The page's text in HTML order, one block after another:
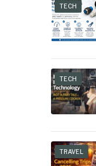
TECH
TECH
TRAVEL